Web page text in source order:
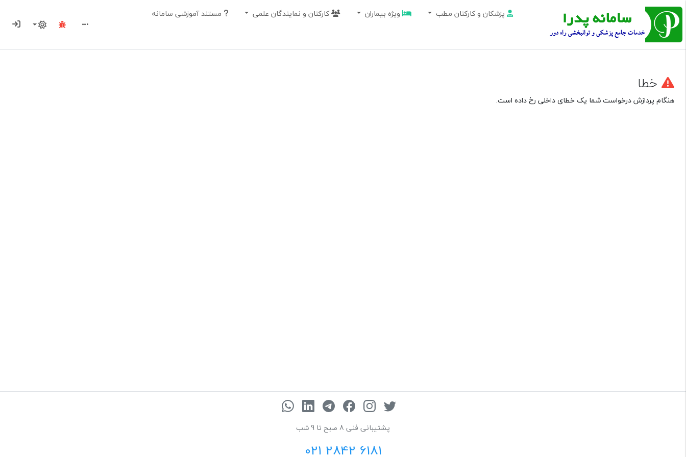
پزشکان و کارکنان مطب ویژه بیماران کارکنان و نمایندگان علمی مستند آموزشی سامانه
خطا
هنگام پردازش درخواست شما یک خطای داخلی رخ داده است.
پشتیبانی فنی 8 صبح تا 9 شب
021 2842 6181